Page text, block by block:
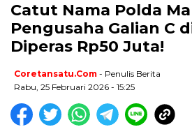
Catut Nama Polda
Pengusaha Galian C
Diperas Rp50 Juta!
Coretansatu.com - Penulis Berita
Rabu, 25 Februari 2026 - 15:25